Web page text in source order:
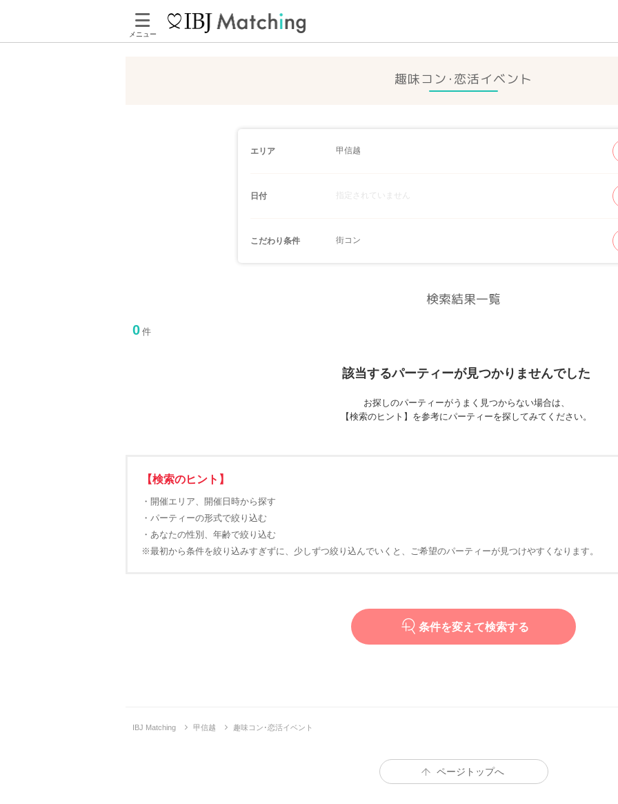
メニュー
趣味コン･恋活イベント
エリア 甲信越
日付 指定されていません
こだわり条件 街コン
検索結果一覧
0 件
該当するパーティーが見つかりませんでした
お探しのパーティーがうまく見つからない場合は、
【検索のヒント】を参考にパーティーを探してみてください。
【検索のヒント】
・開催エリア、開催日時から探す
・パーティーの形式で絞り込む
・あなたの性別、年齢で絞り込む
※最初から条件を絞り込みすぎずに、少しずつ絞り込んでいくと、ご希望のパーティーが見つけやすくなります。
条件を変えて検索する
IBJ Matching 甲信越 趣味コン･恋活イベント
ページトップへ